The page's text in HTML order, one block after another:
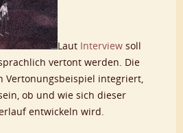
Laut Interview soll
vertont werden. Die
Vertonungsbeispiel integriert,
ob und wie sich dieser
entwickeln wird.